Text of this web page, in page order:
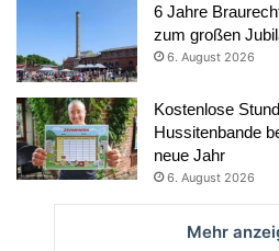
6 Jahre
zum großen
6. August 2026
Kostenlose
Hussitenbande
neue Jahr
6. August 2026
Mehr